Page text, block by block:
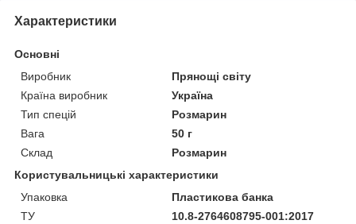
Характеристики
Основні
Виробник
Прянощі світу
Країна виробник
Україна
Тип спецій
Розмарин
Вага
50 г
Склад
Розмарин
Користувальницькі характеристики
Упаковка
Пластикова банка
ТУ
10.8-2764608795-001:2017